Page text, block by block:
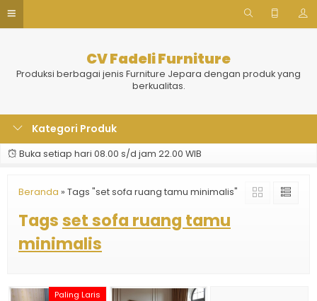
CV Fadeli Furniture
Produksi berbagai jenis Furniture Jepara dengan produk yang
berkualitas.
Kategori Produk
Buka setiap hari 08.00 s/d jam 22.00 WIB
Beranda » Tags "set sofa ruang tamu minimalis"
Tagsset sofa ruang tamu
minimalis
Paling Laris